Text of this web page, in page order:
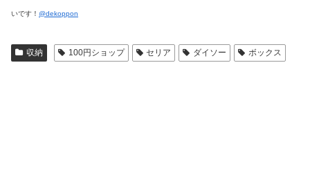
いです！ @dekoppon
収納 100円ショップ セリア ダイソー ボックス